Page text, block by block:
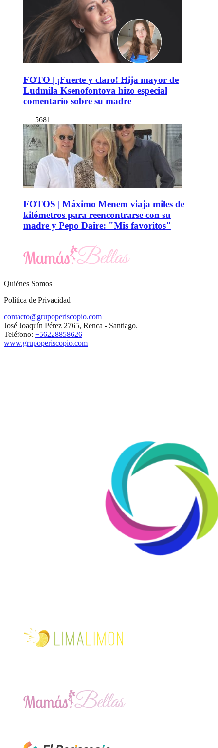
FOTO | ¡Fuerte y claro! Hija mayor de
Ludmila Ksenofontova hizo especial
comentario sobre su madre
5681
FOTOS | Máximo Menem viaja miles de
kilómetros para reencontrarse con su
madre y Pepo Daire: "Mis favoritos"
Quiénes Somos
Política de Privacidad
contacto@grupoperiscopio.com
José Joaquín Pérez 2765, Renca - Santiago.
Teléfono: +56228858626
www.grupoperiscopio.com